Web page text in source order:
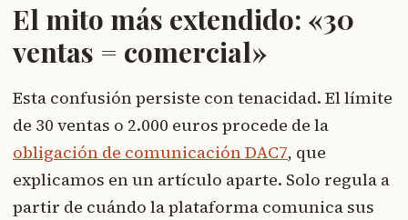
El mito más extendido: «30
ventas = comercial»
Esta confusión persiste con tenacidad. El límite
de 30 ventas o 2.000 euros procede de la
obligación de comunicación DAC7, que
explicamos en un artículo aparte. Solo regula a
partir de cuándo la plataforma comunica sus